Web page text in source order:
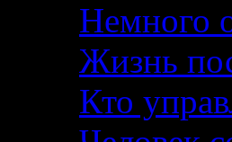
Немного
Жизнь
Кто